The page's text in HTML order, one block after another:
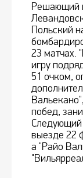
Решающий
Польский
23 матчах.
игру
51 очком,
побед,
Следующий
выезде 22
а "Райо